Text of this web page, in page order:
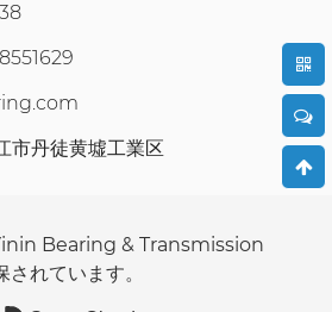
市丹徒黄墟工業区
Bearing & Transmission
されています。